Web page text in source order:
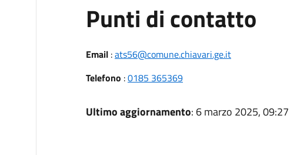
Punti di contatto
Email:ats56@comune.chiavari.ge.it
Telefono :0185 365369
Ultimo aggiornamento: 6 marzo 2025, 09:27